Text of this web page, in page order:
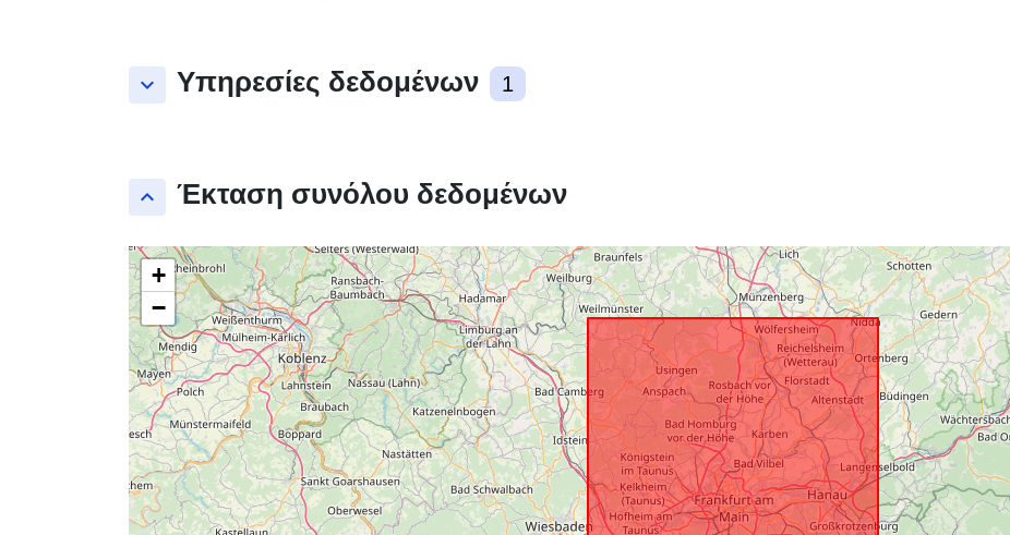
keyboard_arrow_down Υπηρεσίες δεδομένων 1
keyboard_arrow_up Έκταση συνόλου δεδομένων
+
−